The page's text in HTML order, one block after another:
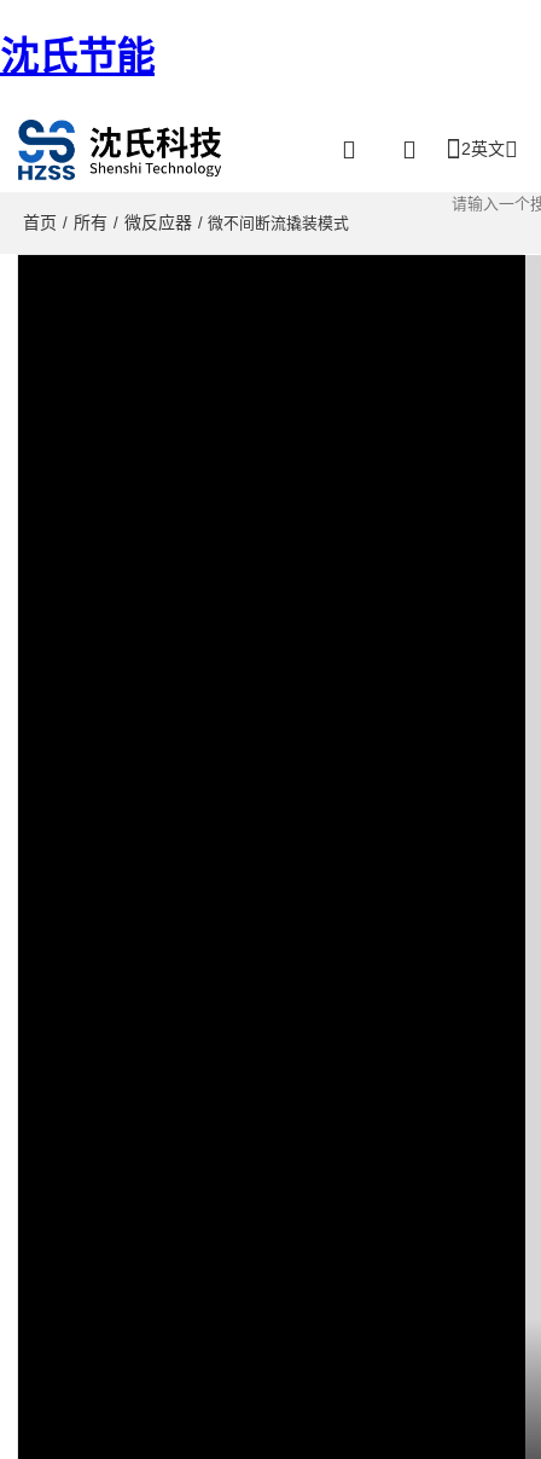
沈氏节能
2英文
首页 / 所有 / 微反应器 / 微不间断流撬装模式